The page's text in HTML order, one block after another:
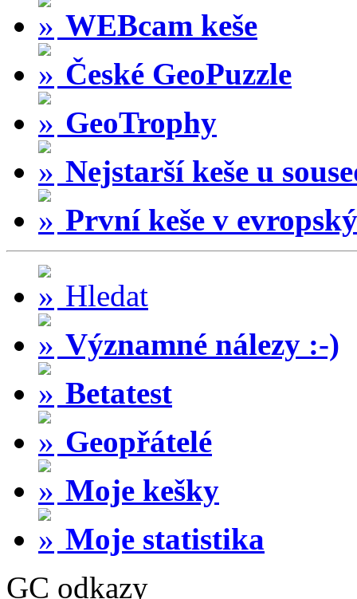
WEBcam keše
České GeoPuzzle
GeoTrophy
Nejstarší keše u
První keše v
Hledat
Významné nálezy :-)
Betatest
Geopřátelé
Moje kešky
Moje statistika
GC odkazy